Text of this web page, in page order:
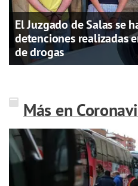
El Juzgado de Salas se
detenciones realizadas
de drogas
Más en